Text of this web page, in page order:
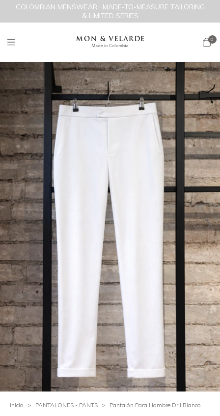
COLOMBIAN MENSWEAR · MADE-TO-MEASURE TAILORING
& LIMITED SERIES
0
1/2
Inicio > PANTALONES - PANTS > Pantalón Para Hombre Dril Blanco